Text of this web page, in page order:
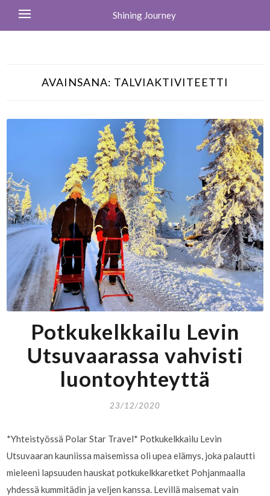
Shining Journey
AVAINSANA: TALVIAKTIVITEETTI
Potkukelkkailu Levin
Utsuvaarassa vahvisti
luontoyhteyttä
23/12/2020
*Yhteistyössä Polar Star Travel* Potkukelkkailu Levin
Utsuvaaran kauniissa maisemissa oli upea elämys, joka palautti
mieleeni lapsuuden hauskat potkukelkkaretket Pohjanmaalla
yhdessä kummitädin ja veljen kanssa. Levillä maisemat vain